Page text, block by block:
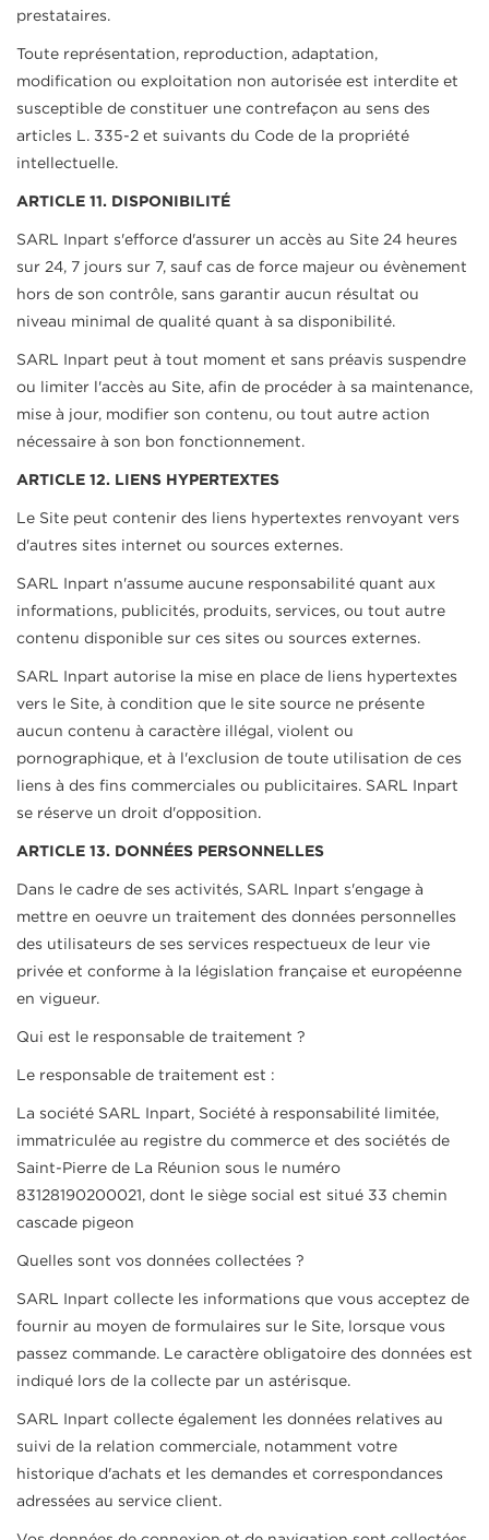
prestataires.
Toute représentation, reproduction, adaptation,
modification ou exploitation non autorisée est interdite et
susceptible de constituer une contrefaçon au sens des
articles L. 335-2 et suivants du Code de la propriété
intellectuelle.
ARTICLE 11. DISPONIBILITÉ
SARL Inpart s'efforce d'assurer un accès au Site 24 heures
sur 24, 7 jours sur 7, sauf cas de force majeur ou évènement
hors de son contrôle, sans garantir aucun résultat ou
niveau minimal de qualité quant à sa disponibilité.
SARL Inpart peut à tout moment et sans préavis suspendre
ou limiter l'accès au Site, afin de procéder à sa maintenance,
mise à jour, modifier son contenu, ou tout autre action
nécessaire à son bon fonctionnement.
ARTICLE 12. LIENS HYPERTEXTES
Le Site peut contenir des liens hypertextes renvoyant vers
d'autres sites internet ou sources externes.
SARL Inpart n'assume aucune responsabilité quant aux
informations, publicités, produits, services, ou tout autre
contenu disponible sur ces sites ou sources externes.
SARL Inpart autorise la mise en place de liens hypertextes
vers le Site, à condition que le site source ne présente
aucun contenu à caractère illégal, violent ou
pornographique, et à l'exclusion de toute utilisation de ces
liens à des fins commerciales ou publicitaires. SARL Inpart
se réserve un droit d'opposition.
ARTICLE 13. DONNÉES PERSONNELLES
Dans le cadre de ses activités, SARL Inpart s'engage à
mettre en oeuvre un traitement des données personnelles
des utilisateurs de ses services respectueux de leur vie
privée et conforme à la législation française et européenne
en vigueur.
Qui est le responsable de traitement ?
Le responsable de traitement est :
La société SARL Inpart, Société à responsabilité limitée,
immatriculée au registre du commerce et des sociétés de
Saint-Pierre de La Réunion sous le numéro
83128190200021, dont le siège social est situé 33 chemin
cascade pigeon
Quelles sont vos données collectées ?
SARL Inpart collecte les informations que vous acceptez de
fournir au moyen de formulaires sur le Site, lorsque vous
passez commande. Le caractère obligatoire des données est
indiqué lors de la collecte par un astérisque.
SARL Inpart collecte également les données relatives au
suivi de la relation commerciale, notamment votre
historique d'achats et les demandes et correspondances
adressées au service client.